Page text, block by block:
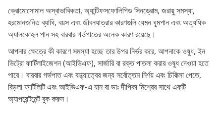
ক্রোমোসোমাল অস্বাভাবিকতা, অ্যান্টিফসফোলিপিড সিনড্রোম, জরায়ু সমস্যা,
হরমোনজনিত ব্যাধি, বয়স এবং জীবনযাত্রার কারণগুলি যেমন ধূমপান এবং অত্যধিক
অ্যালকোহল পান সহ বারবার গর্ভপাতের অনেক কারণ রয়েছে।
আপনার ক্ষেত্রে কী কারণে সমস্যা হচ্ছে তার উপর নির্ভর করে, আপনাকে ওষুধ, ইন
ভিট্রো ফার্টিলাইজেশন (আইভিএফ), সার্জারি বা রক্ত ​​পাতলা করার ওষুধ দেওয়া হতে
পারে। বারবার গর্ভপাত এবং বন্ধ্যাত্বের জন্য সর্বোত্তম নির্ণয় এবং চিকিত্সা পেতে,
বিড়লা ফার্টিলিটি এবং আইভিএফ-এ যান বা ডাঃ দীপিকা মিশ্রের সাথে একটি
অ্যাপয়েন্টমেন্ট বুক করুন।